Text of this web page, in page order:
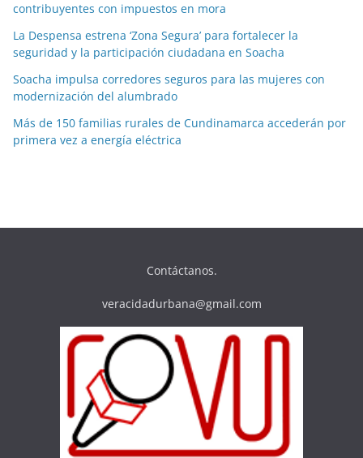
contribuyentes con impuestos en mora
La Despensa estrena ‘Zona Segura’ para fortalecer la
seguridad y la participación ciudadana en Soacha
Soacha impulsa corredores seguros para las mujeres con
modernización del alumbrado
Más de 150 familias rurales de Cundinamarca accederán por
primera vez a energía eléctrica
Contáctanos.
veracidadurbana@gmail.com